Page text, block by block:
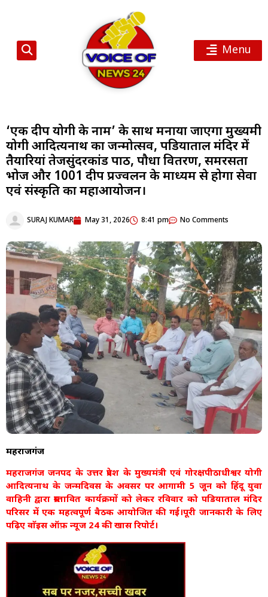
Menu
‘एक दीप योगी के नाम’ के साथ मनाया जाएगा मुख्यमंत्री
योगी आदित्यनाथ का जन्मोत्सव, पडियाताल मंदिर में
तैयारियां तेजसुंदरकांड पाठ, पौधा वितरण, समरसता
भोज और 1001 दीप प्रज्वलन के माध्यम से होगा सेवा
एवं संस्कृति का महाआयोजन।
SURAJ KUMAR May 31, 2026 8:41 pm No Comments
महराजगंज
महराजगंज जनपद के उत्तर प्रदेश के मुख्यमंत्री एवं गोरक्षपीठाधीश्वर योगी
आदित्यनाथ के जन्मदिवस के अवसर पर आगामी 5 जून को हिंदू युवा
वाहिनी द्वारा प्रस्तावित कार्यक्रमों को लेकर रविवार को पडियाताल मंदिर
परिसर में एक महत्वपूर्ण बैठक आयोजित की गई।पूरी जानकारी के लिए
पढ़िए वाॅइस ऑफ़ न्यूज 24 की खास रिपोर्ट।